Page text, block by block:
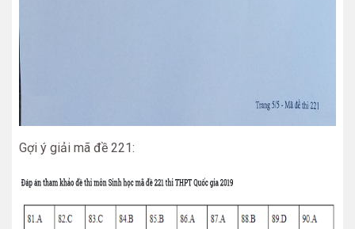
Gợi ý giải mã đề 221: